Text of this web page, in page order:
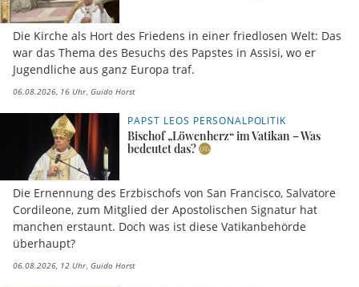
Die Kirche als Hort des Friedens in einer friedlosen Welt: Das
war das Thema des Besuchs des Papstes in Assisi, wo er
Jugendliche aus ganz Europa traf.
06.08.2026, 16 Uhr Guido Horst
PAPST LEOS PERSONALPOLITIK
Bischof „Löwenherz“ im Vatikan – Was
bedeutet das?
Die Ernennung des Erzbischofs von San Francisco, Salvatore
Cordileone, zum Mitglied der Apostolischen Signatur hat
manchen erstaunt. Doch was ist diese Vatikanbehörde
überhaupt?
06.08.2026, 12 Uhr Guido Horst